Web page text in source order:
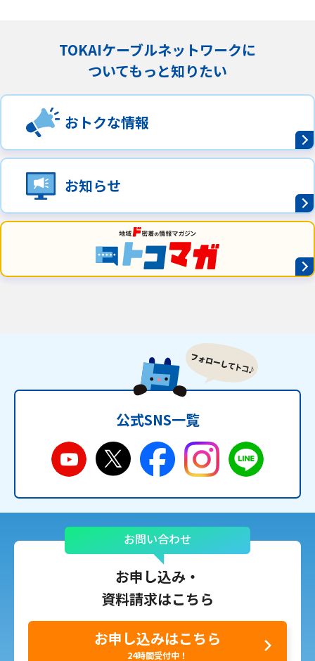
TOKAIケーブルネットワークに
ついてもっと知りたい
おトクな情報
お知らせ
公式SNS一覧
お問い合わせ
お申し込み・
資料請求はこちら
お申し込みはこちら
24時間受付中！